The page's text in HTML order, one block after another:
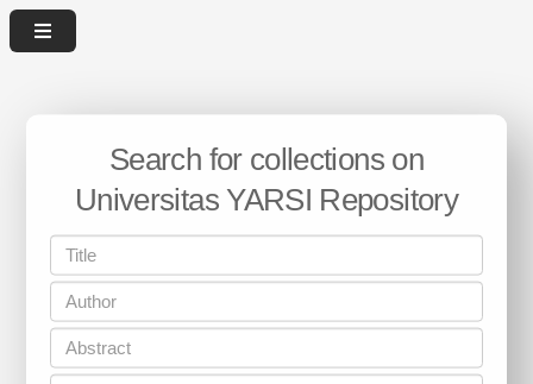
Search for collections on
Universitas YARSI Repository